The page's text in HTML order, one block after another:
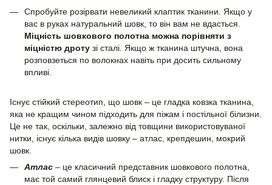
Спробуйте розірвати невеликий клаптик тканини. Якщо у
вас в руках натуральний шовк, то він вам не вдасться.
Міцність шовкового полотна можна порівняти з
міцністю дроту зі сталі. Якщо ж тканина штучна, вона
розповзеться по волокнах навіть при досить сильному
впливі.
Існує стійкий стереотип, що шовк – це гладка ковзка тканина,
яка не кращим чином підходить для піжам і постільної білизни.
Це не так, оскільки, залежно від товщини використовуваної
нитки, існує кілька видів шовку – атлас, крепдешин, мокрий
шовк.
Атлас – це класичний представник шовкового полотна,
має той самий глянцевий блиск і гладку структуру. Після